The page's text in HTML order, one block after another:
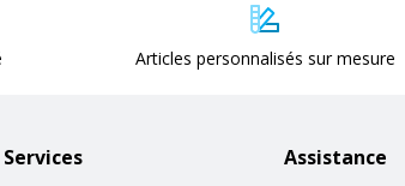
Articles personnalisés sur mesure
Services
Assistance